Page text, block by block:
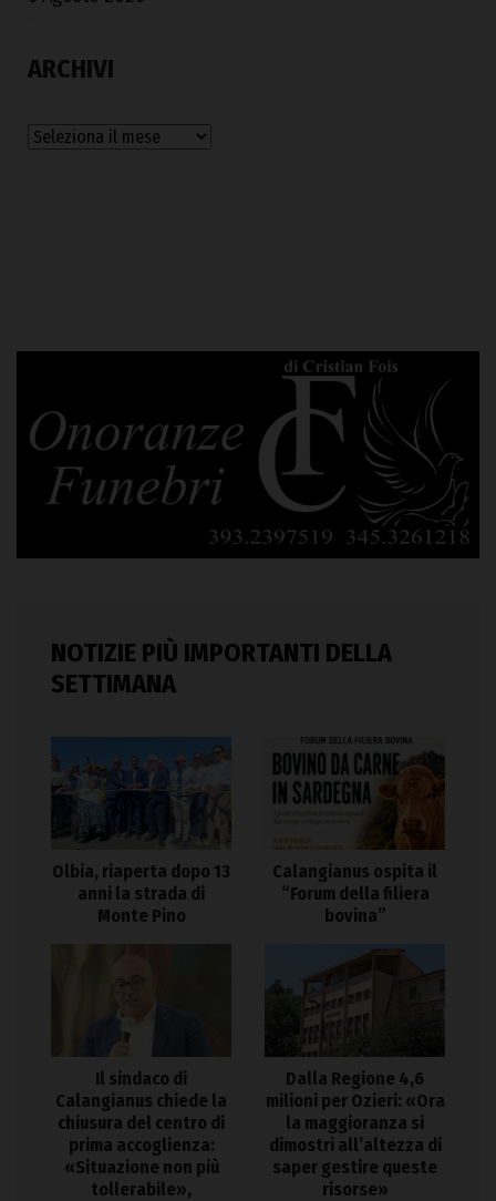
ARCHIVI
Archivi
NOTIZIE PIÙ IMPORTANTI DELLA
SETTIMANA
Olbia, riaperta dopo 13
anni la strada di
Monte Pino
Calangianus ospita il
“Forum della filiera
bovina”
Il sindaco di
Calangianus chiede la
chiusura del centro di
prima accoglienza:
«Situazione non più
tollerabile»,
Dalla Regione 4,6
milioni per Ozieri: «Ora
la maggioranza si
dimostri all’altezza di
saper gestire queste
risorse»